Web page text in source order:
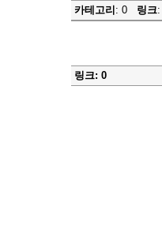
카테고리 : 0 링크
링크: 0